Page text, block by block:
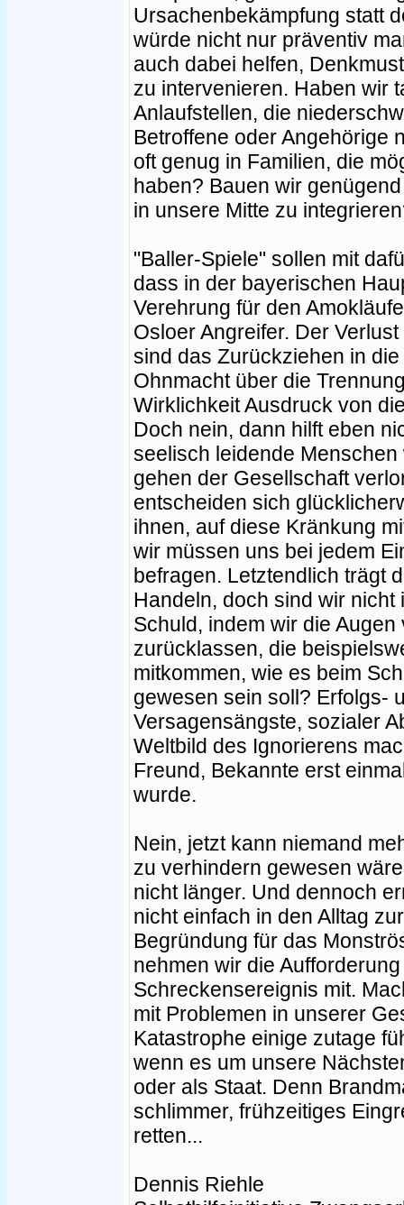
Ursachenbekämpfung statt
würde nicht nur präventiv
auch dabei helfen,
zu intervenieren. Haben wir
Anlaufstellen, die
Betroffene oder Angehörige
oft genug in Familien, die
haben? Bauen wir
in unsere Mitte zu
"Baller-Spiele" sollen mit
dass in der bayerischen
Verehrung für den
Osloer Angreifer. Der
sind das Zurückziehen in
Ohnmacht über die
Wirklichkeit Ausdruck von
Doch nein, dann hilft eben
seelisch leidende
gehen der Gesellschaft
entscheiden sich
ihnen, auf diese Kränkung
wir müssen uns bei jedem
befragen. Letztendlich trägt
Handeln, doch sind wir
Schuld, indem wir die
zurücklassen, die
mitkommen, wie es beim
gewesen sein soll? Erfolgs-
Versagensängste, sozialer
Weltbild des Ignorierens
Freund, Bekannte erst
wurde.
Nein, jetzt kann niemand
zu verhindern gewesen
nicht länger. Und dennoch
nicht einfach in den Alltag
Begründung für das
nehmen wir die
Schreckensereignis mit.
mit Problemen in unserer
Katastrophe einige zutage
wenn es um unsere
oder als Staat. Denn
schlimmer, frühzeitiges
retten...
Dennis Riehle